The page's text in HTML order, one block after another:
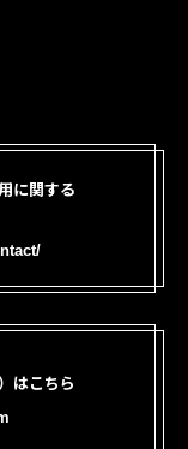
に関する
はこちら